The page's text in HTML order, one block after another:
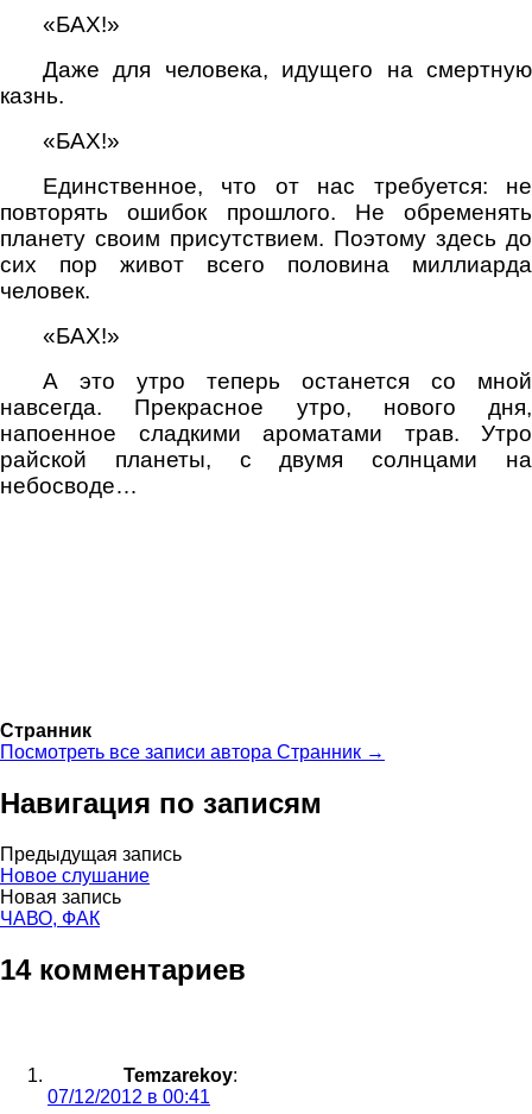
«БАХ!»
Даже для человека, идущего на смертную
казнь.
«БАХ!»
Единственное, что от нас требуется: не
повторять ошибок прошлого. Не обременять
планету своим присутствием. Поэтому здесь до
сих пор живот всего половина миллиарда
человек.
«БАХ!»
А это утро теперь останется со мной
навсегда. Прекрасное утро, нового дня,
напоенное сладкими ароматами трав. Утро
райской планеты, с двумя солнцами на
небосводе…
Странник
Посмотреть все записи автора Странник →
Навигация по записям
Предыдущая запись
Новое слушание
Новая запись
ЧАВО, ФАК
14 комментариев
Temzarekoy:
07/12/2012 в 00:41